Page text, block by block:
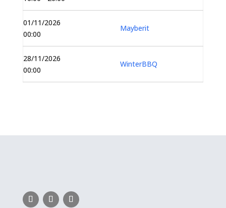
01/11/2026
00:00
Mayberit
28/11/2026
00:00
WinterBBQ